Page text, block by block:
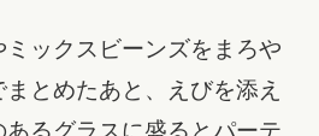
ックスビーンズをまろや
とめたあと、えびを添え